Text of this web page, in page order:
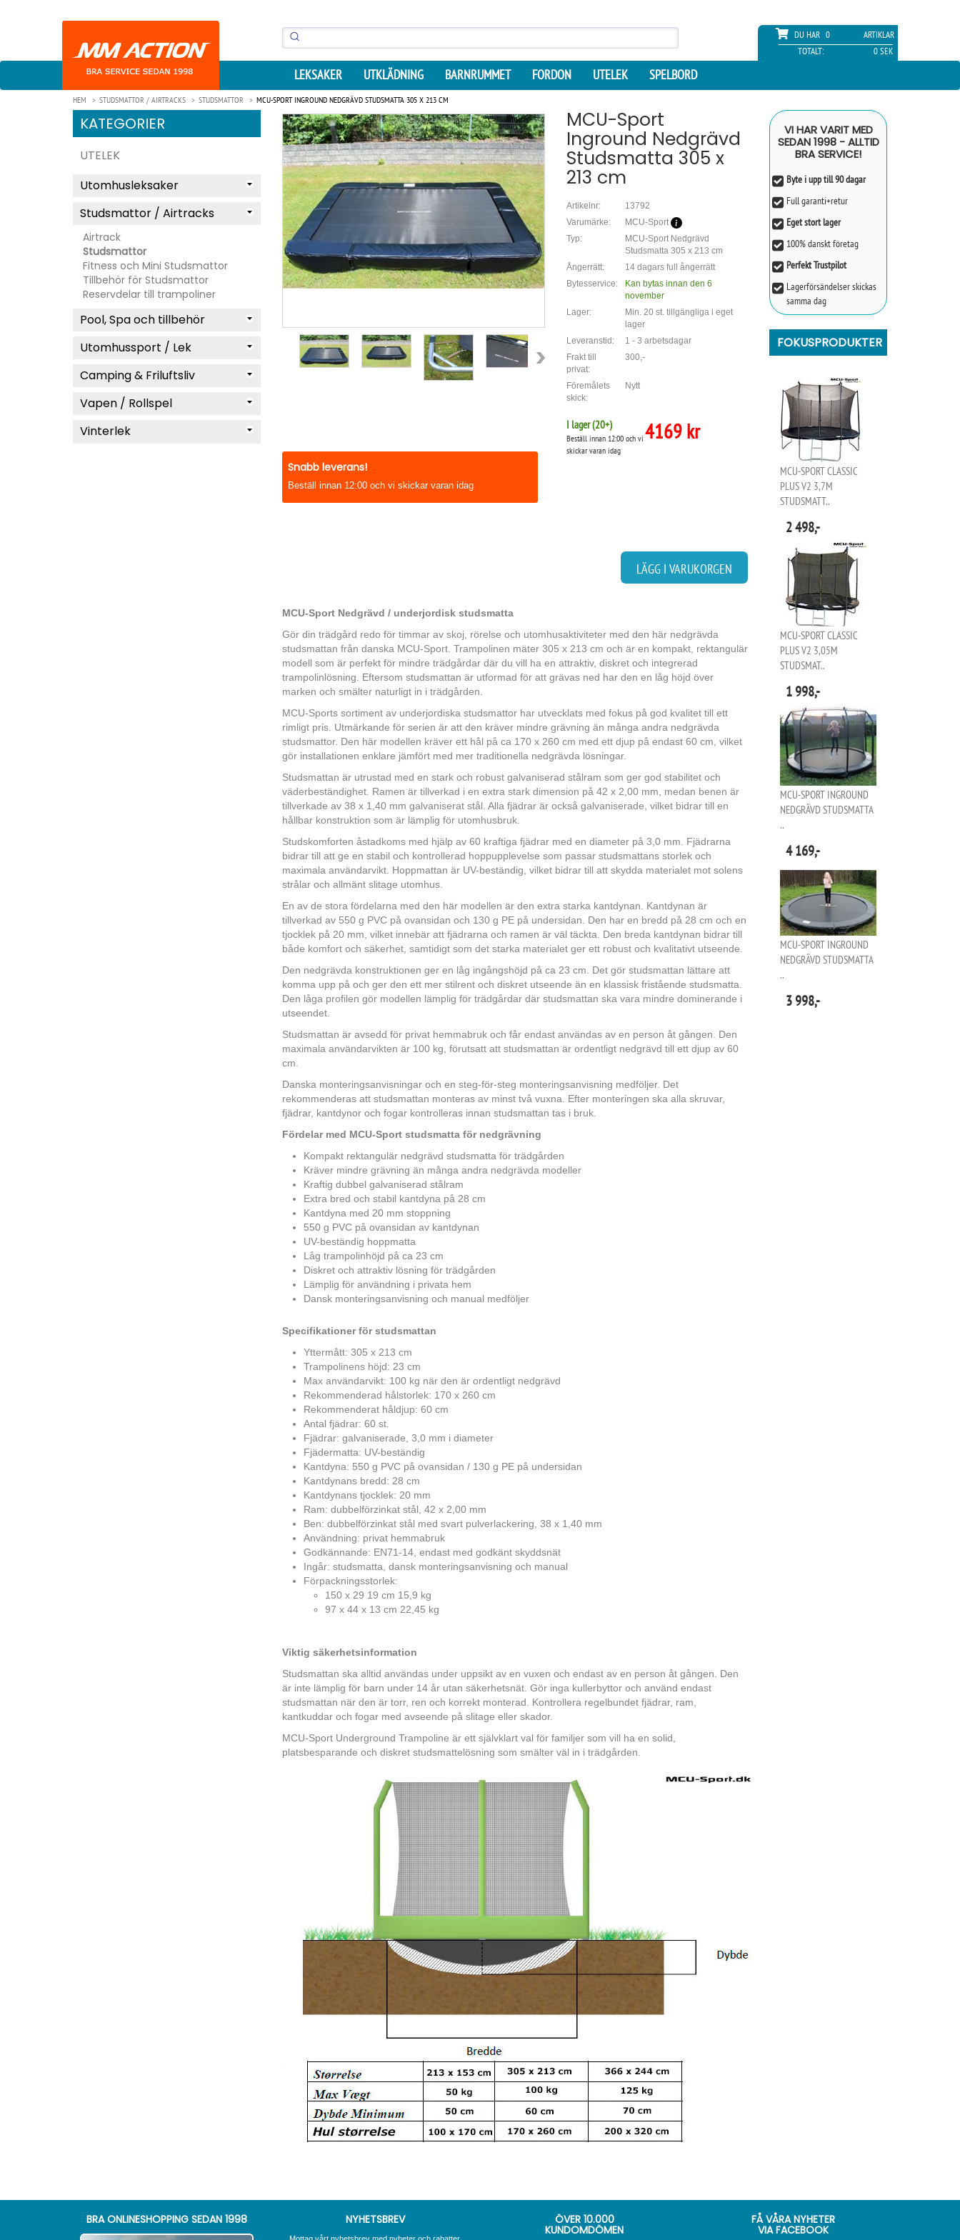
DU HAR 0
ARTIKLAR
TOTALT:
0 SEK
LEKSAKER UTKLÄDNING BARNRUMMET FORDON UTELEK SPELBORD
HEM STUDSMATTOR / AIRTRACKS STUDSMATTOR MCU-SPORT INGROUND NEDGRÄVD STUDSMATTA 305 X 213 CM
KATEGORIER
UTELEK
Utomhusleksaker
Studsmattor / Airtracks
Airtrack
Studsmattor
Fitness och Mini Studsmattor
Tillbehör för Studsmattor
Reservdelar till trampoliner
Pool, Spa och tillbehör
Utomhussport / Lek
Camping & Friluftsliv
Vapen / Rollspel
Vinterlek
Snabb leverans!
Beställ innan 12:00 och vi skickar varan idag
MCU-Sport
Inground Nedgrävd
Studsmatta 305 x
213 cm
Artikelnr:
13792
Varumärke:
MCU-Sport
Typ:
MCU-Sport Nedgrävd
Studsmatta 305 x 213 cm
Ångerrätt:
14 dagars full ångerrätt
Bytesservice:
Kan bytas innan den 6
november
Lager:
Min. 20 st. tillgängliga i eget
lager
Leveranstid:
1 - 3 arbetsdagar
Frakt till
privat:
300,-
Föremålets
skick:
Nytt
I lager (20+)
Beställ innan 12:00 och vi
skickar varan idag
4169 kr
LÄGG I VARUKORGEN
MCU-Sport Nedgrävd / underjordisk studsmatta
Gör din trädgård redo för timmar av skoj, rörelse och utomhusaktiviteter med den här nedgrävda
studsmattan från danska MCU-Sport. Trampolinen mäter 305 x 213 cm och är en kompakt, rektangulär
modell som är perfekt för mindre trädgårdar där du vill ha en attraktiv, diskret och integrerad
trampolinlösning. Eftersom studsmattan är utformad för att grävas ned har den en låg höjd över
marken och smälter naturligt in i trädgården.
MCU-Sports sortiment av underjordiska studsmattor har utvecklats med fokus på god kvalitet till ett
rimligt pris. Utmärkande för serien är att den kräver mindre grävning än många andra nedgrävda
studsmattor. Den här modellen kräver ett hål på ca 170 x 260 cm med ett djup på endast 60 cm, vilket
gör installationen enklare jämfört med mer traditionella nedgrävda lösningar.
Studsmattan är utrustad med en stark och robust galvaniserad stålram som ger god stabilitet och
väderbeständighet. Ramen är tillverkad i en extra stark dimension på 42 x 2,00 mm, medan benen är
tillverkade av 38 x 1,40 mm galvaniserat stål. Alla fjädrar är också galvaniserade, vilket bidrar till en
hållbar konstruktion som är lämplig för utomhusbruk.
Studskomforten åstadkoms med hjälp av 60 kraftiga fjädrar med en diameter på 3,0 mm. Fjädrarna
bidrar till att ge en stabil och kontrollerad hoppupplevelse som passar studsmattans storlek och
maximala användarvikt. Hoppmattan är UV-beständig, vilket bidrar till att skydda materialet mot solens
strålar och allmänt slitage utomhus.
En av de stora fördelarna med den här modellen är den extra starka kantdynan. Kantdynan är
tillverkad av 550 g PVC på ovansidan och 130 g PE på undersidan. Den har en bredd på 28 cm och en
tjocklek på 20 mm, vilket innebär att fjädrarna och ramen är väl täckta. Den breda kantdynan bidrar till
både komfort och säkerhet, samtidigt som det starka materialet ger ett robust och kvalitativt utseende.
Den nedgrävda konstruktionen ger en låg ingångshöjd på ca 23 cm. Det gör studsmattan lättare att
komma upp på och ger den ett mer stilrent och diskret utseende än en klassisk fristående studsmatta.
Den låga profilen gör modellen lämplig för trädgårdar där studsmattan ska vara mindre dominerande i
utseendet.
Studsmattan är avsedd för privat hemmabruk och får endast användas av en person åt gången. Den
maximala användarvikten är 100 kg, förutsatt att studsmattan är ordentligt nedgrävd till ett djup av 60
cm.
Danska monteringsanvisningar och en steg-för-steg monteringsanvisning medföljer. Det
rekommenderas att studsmattan monteras av minst två vuxna. Efter monteringen ska alla skruvar,
fjädrar, kantdynor och fogar kontrolleras innan studsmattan tas i bruk.
Fördelar med MCU-Sport studsmatta för nedgrävning
Kompakt rektangulär nedgrävd studsmatta för trädgården
Kräver mindre grävning än många andra nedgrävda modeller
Kraftig dubbel galvaniserad stålram
Extra bred och stabil kantdyna på 28 cm
Kantdyna med 20 mm stoppning
550 g PVC på ovansidan av kantdynan
UV-beständig hoppmatta
Låg trampolinhöjd på ca 23 cm
Diskret och attraktiv lösning för trädgården
Lämplig för användning i privata hem
Dansk monteringsanvisning och manual medföljer
Specifikationer för studsmattan
Yttermått: 305 x 213 cm
Trampolinens höjd: 23 cm
Max användarvikt: 100 kg när den är ordentligt nedgrävd
Rekommenderad hålstorlek: 170 x 260 cm
Rekommenderat håldjup: 60 cm
Antal fjädrar: 60 st.
Fjädrar: galvaniserade, 3,0 mm i diameter
Fjädermatta: UV-beständig
Kantdyna: 550 g PVC på ovansidan / 130 g PE på undersidan
Kantdynans bredd: 28 cm
Kantdynans tjocklek: 20 mm
Ram: dubbelförzinkat stål, 42 x 2,00 mm
Ben: dubbelförzinkat stål med svart pulverlackering, 38 x 1,40 mm
Användning: privat hemmabruk
Godkännande: EN71-14, endast med godkänt skyddsnät
Ingår: studsmatta, dansk monteringsanvisning och manual
Förpackningsstorlek:
150 x 29 19 cm 15,9 kg
97 x 44 x 13 cm 22,45 kg
Viktig säkerhetsinformation
Studsmattan ska alltid användas under uppsikt av en vuxen och endast av en person åt gången. Den
är inte lämplig för barn under 14 år utan säkerhetsnät. Gör inga kullerbyttor och använd endast
studsmattan när den är torr, ren och korrekt monterad. Kontrollera regelbundet fjädrar, ram,
kantkuddar och fogar med avseende på slitage eller skador.
MCU-Sport Underground Trampoline är ett självklart val för familjer som vill ha en solid,
platsbesparande och diskret studsmattelösning som smälter väl in i trädgården.
VI HAR VARIT MED
SEDAN 1998 - ALLTID
BRA SERVICE!
Byte i upp till 90 dagar
Full garanti+retur
Eget stort lager
100% danskt företag
Perfekt Trustpilot
Lagerförsändelser skickas
samma dag
FOKUSPRODUKTER
MCU-SPORT CLASSIC
PLUS V2 3,7M
STUDSMATT..
2 498,-
MCU-SPORT CLASSIC
PLUS V2 3,05M
STUDSMAT..
1 998,-
MCU-SPORT INGROUND
NEDGRÄVD STUDSMATTA
..
4 169,-
MCU-SPORT INGROUND
NEDGRÄVD STUDSMATTA
..
3 998,-
BRA ONLINESHOPPING SEDAN 1998 NYHETSBREV ÖVER 10.000
KUNDOMDÖMEN
FÅ VÅRA NYHETER
VIA FACEBOOK